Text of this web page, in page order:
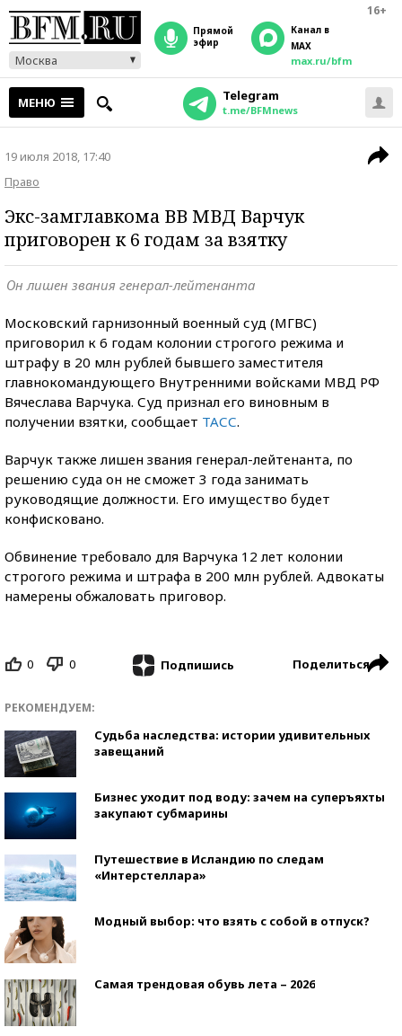
16+
Москва
прямой
эфир
Канал в
MAX
max.ru/bfm
МЕНЮ Telegram
t.me/BFMnews
19 июля 2018, 17:40
Право
Экс-замглавкома ВВ МВД Варчук
приговорен к 6 годам за взятку
Он лишен звания генерал-лейтенанта
Московский гарнизонный военный суд (МГВС)
приговорил к 6 годам колонии строгого режима и
штрафу в 20 млн рублей бывшего заместителя
главнокомандующего Внутренними войсками МВД РФ
Вячеслава Варчука. Суд признал его виновным в
получении взятки, сообщает ТАСС.
Варчук также лишен звания генерал-лейтенанта, по
решению суда он не сможет 3 года занимать
руководящие должности. Его имущество будет
конфисковано.
Обвинение требовало для Варчука 12 лет колонии
строгого режима и штрафа в 200 млн рублей. Адвокаты
намерены обжаловать приговор.
0 0 Подпишись Поделиться
РЕКОМЕНДУЕМ:
Судьба наследства: истории удивительных
завещаний
Бизнес уходит под воду: зачем на суперъяхты
закупают субмарины
Путешествие в Исландию по следам
«Интерстеллара»
Модный выбор: что взять с собой в отпуск?
Самая трендовая обувь лета – 2026